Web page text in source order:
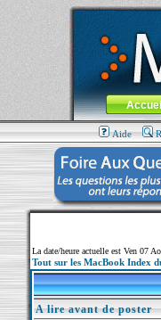
MacBook-fr.com : 100%
Aller au contenu-
Menu
Aide
La date/heure actuelle est Ven 07
Tout sur les MacBook Index
A lire avant de poster